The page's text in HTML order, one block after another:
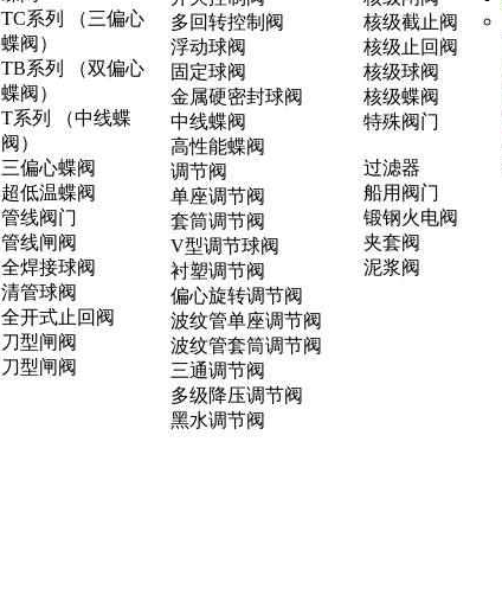
TC系列 （三偏心
蝶阀）
TB系列 （双偏心
蝶阀）
T系列 （中线蝶
阀）
三偏心蝶阀
超低温蝶阀
管线阀门
管线闸阀
全焊接球阀
清管球阀
全开式止回阀
刀型闸阀
刀型闸阀
多回转控制阀
浮动球阀
固定球阀
金属硬密封球阀
中线蝶阀
高性能蝶阀
调节阀
单座调节阀
套筒调节阀
V型调节球阀
衬塑调节阀
偏心旋转调节阀
波纹管单座调节阀
波纹管套筒调节阀
三通调节阀
多级降压调节阀
黑水调节阀
核级截止阀
核级止回阀
核级球阀
核级蝶阀
特殊阀门
过滤器
船用阀门
锻钢火电阀
夹套阀
泥浆阀